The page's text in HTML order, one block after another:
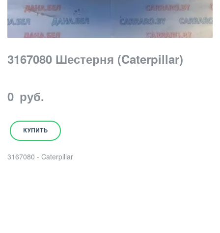
3167080 Шестерня (Caterpillar)
0 руб.
КУПИТЬ
3167080 - Caterpillar